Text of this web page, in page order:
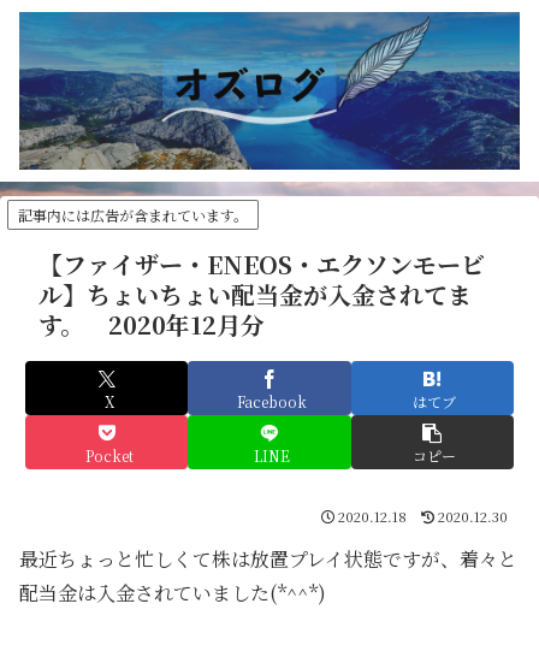
記事内には広告が含まれています。
【ファイザー・ENEOS・エクソンモービ
ル】ちょいちょい配当金が入金されてま
す。 2020年12月分
X Facebook はてブ
Pocket LINE コピー
2020.12.18 2020.12.30
最近ちょっと忙しくて株は放置プレイ状態ですが、着々と
配当金は入金されていました(*^^*)